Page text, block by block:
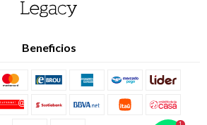
Beneficios